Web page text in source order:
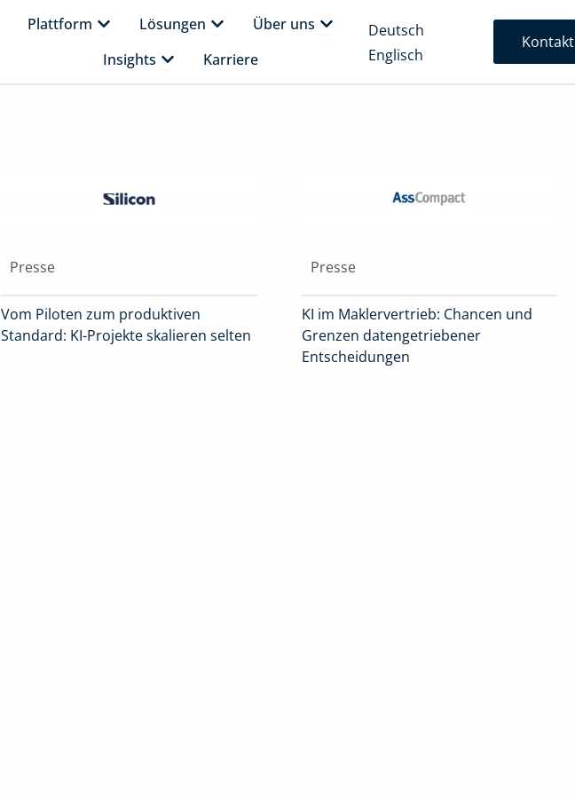
Plattform Öffne Plattform
Lösungen Öffne Lösungen
Über uns Öffne Über uns
Insights Öffne Insights
Karriere
Deutsch
Englisch
Kontakt
Presse
Vom Piloten zum produktiven
Standard: KI-Projekte skalieren selten
Presse
KI im Maklervertrieb: Chancen und
Grenzen datengetriebener
Entscheidungen